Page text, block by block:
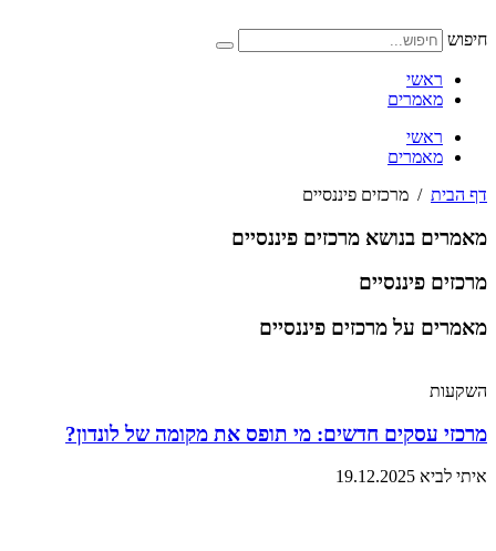
לתוכן
חיפוש
ראשי
מאמרים
ראשי
מאמרים
דף הבית / מרכזים פיננסיים
מאמרים בנושא מרכזים פיננסיים
מרכזים פיננסיים
מאמרים על מרכזים פיננסיים
השקעות
מרכזי עסקים חדשים: מי תופס את מקומה של לונדון?
איתי לביא 19.12.2025